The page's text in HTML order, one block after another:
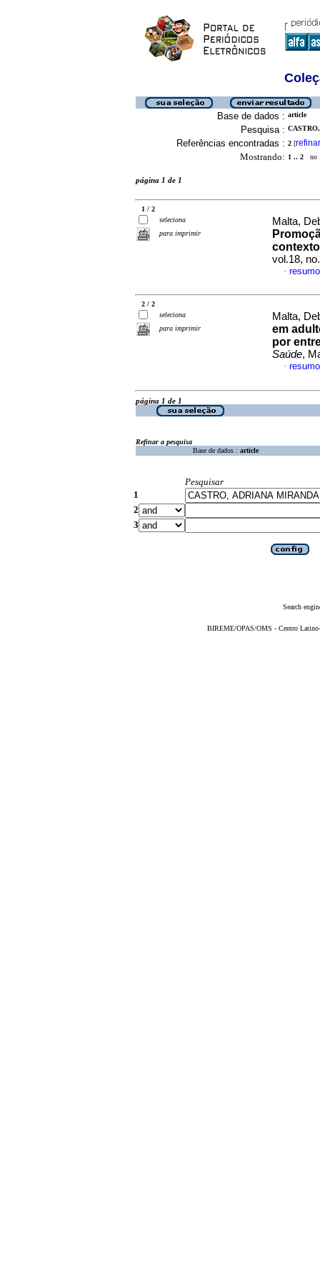
Base de dados : article
Pesquisa :
Referências encontradas : 2 [refinar
Mostrando: 1 .. 2 no
página 1 de 1
1 / 2
seleciona
para imprimir
Malta,
vol.18,
·
2 / 2
seleciona
para imprimir
Malta,
em
por
Saúde,
·
página 1 de 1
Refinar a pesquisa
Base de dados : article
Pesquisar
1
2
3
Search
BIREME/OPAS/OMS - Centro Latino-